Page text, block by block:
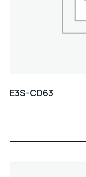
E3S-CD63